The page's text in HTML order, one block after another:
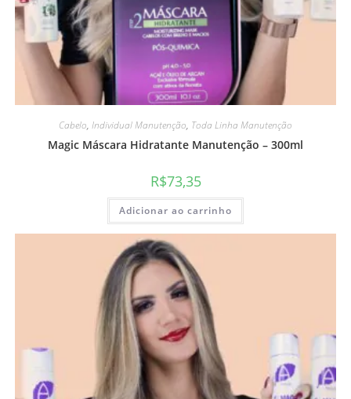
Cabelo, Individual Manutenção, Toda Linha Manutenção
Magic Máscara Hidratante Manutenção – 300ml
R$73,35
Adicionar ao carrinho